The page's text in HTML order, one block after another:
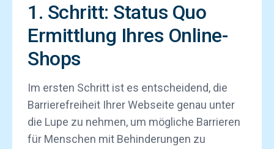
1. Schritt: Status Quo
Ermittlung Ihres Online-
Shops
Im ersten Schritt ist es entscheidend, die
Barrierefreiheit Ihrer Webseite genau unter
die Lupe zu nehmen, um mögliche Barrieren
für Menschen mit Behinderungen zu